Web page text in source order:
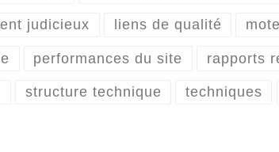
judicieux liens de qualité
performances du site rapports
structure technique techniques